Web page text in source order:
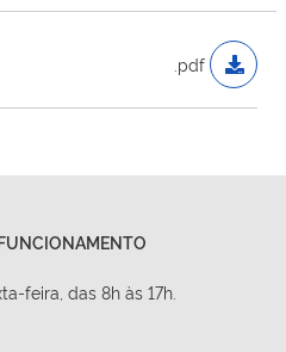
.pdf
feira, das 8h às 17h.